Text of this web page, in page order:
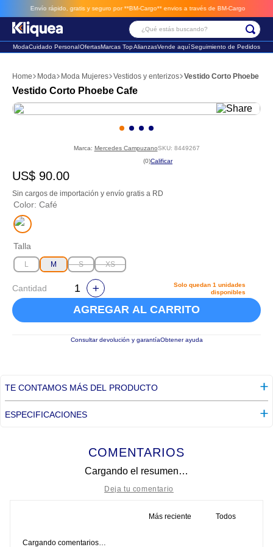
Envío rápido, gratis y seguro por **BM-Cargo** envios a través de BM-Cargo
¿Qué estás buscando?
ModaCuidado PersonalOfertasMarcas TopAlianzasVende aquíSeguimiento de Pedidos
Moda Moda Mujeres Vestidos y enterizos Vestido Corto Phoebe
Vestido Corto Phoebe Cafe
Marca: Mercedes CampuzanoSKU: 8449267
☆
(0)
US$ 90.00
Sin cargos de importación y envío gratis a RD
Color: Café
Talla
L M S XS
Cantidad Solo quedan 1 unidades
disponibles
AGREGAR AL CARRITO
Consultar devolución y garantíaObtener ayuda
TE CONTAMOS MÁS DEL PRODUCTO
ESPECIFICACIONES
COMENTARIOS
Cargando el resumen…
Más reciente Todos
Cargando comentarios…
2. sandalia